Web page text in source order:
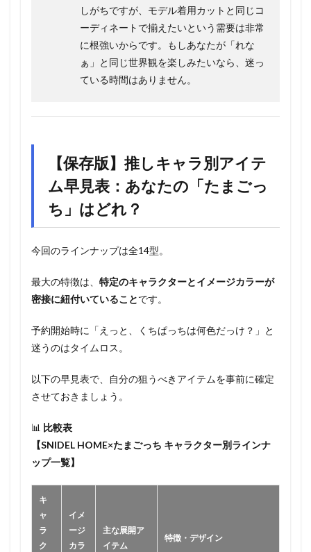
しがちですが、モデル着用カットと同じコ
ーディネートで揃えたいという需要は非常
に根強いからです。もしあなたが「れな
ぁ」と同じ世界観を楽しみたいなら、迷っ
ている時間はありません。
【保存版】推しキャラ別アイテ
ム早見表：あなたの「たまごっ
ち」はどれ？
今回のラインナップは全14型。
最大の特徴は、 特定のキャラクターとイメージカラーが
密接に紐付いていることです。
予約開始時に「えっと、くちぱっちは何色だっけ？」と
迷うのはタイムロス。
以下の早見表で、自分の狙うべきアイテムを事前に確定
させておきましょう。
📊 比較表
【SNIDEL HOME×たまごっち キャラクター別ラインナ
ップ一覧】
キ
ャ
ラ
ク
イメ
ージ
カラ
主な展開ア
イテム
特徴・デザイン